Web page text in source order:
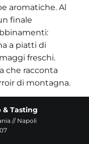
aromatiche. Al
finale
a piatti di
freschi.
che racconta
di montagna.
& Tasting
// Napoli